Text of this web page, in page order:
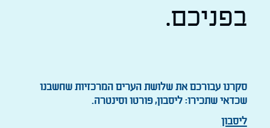
בפניכם.
סקרנו עבורכם את שלושת הערים המרכזיות שחשבנו
שכדאי שתכירו: ליסבון, פורטו וסינטרה.
ליסבון